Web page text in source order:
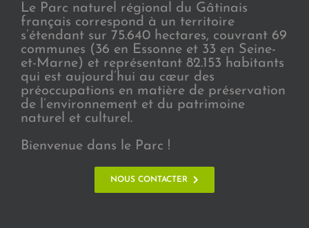
Le Parc naturel régional du Gâtinais
français correspond à un territoire
s’étendant sur 75.640 hectares, couvrant 69
communes (36 en Essonne et 33 en Seine-
et-Marne) et représentant 82.153 habitants
qui est aujourd’hui au cœur des
préoccupations en matière de préservation
de l’environnement et du patrimoine
naturel et culturel.
Bienvenue dans le Parc !
NOUS CONTACTER